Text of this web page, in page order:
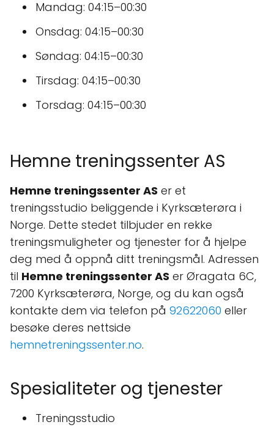
Mandag: 04:15–00:30
Onsdag: 04:15–00:30
Søndag: 04:15–00:30
Tirsdag: 04:15–00:30
Torsdag: 04:15–00:30
Hemne treningssenter AS
Hemne treningssenter AS er et
treningsstudio beliggende i Kyrksæterøra i
Norge. Dette stedet tilbjuder en rekke
treningsmuligheter og tjenester for å hjelpe
deg med å oppnå ditt treningsmål. Adressen
til Hemne treningssenter AS er Øragata 6C,
7200 Kyrksæterøra, Norge, og du kan også
kontakte dem via telefon på 92622060 eller
besøke deres nettside
hemnetreningssenter.no.
Spesialiteter og tjenester
Treningsstudio